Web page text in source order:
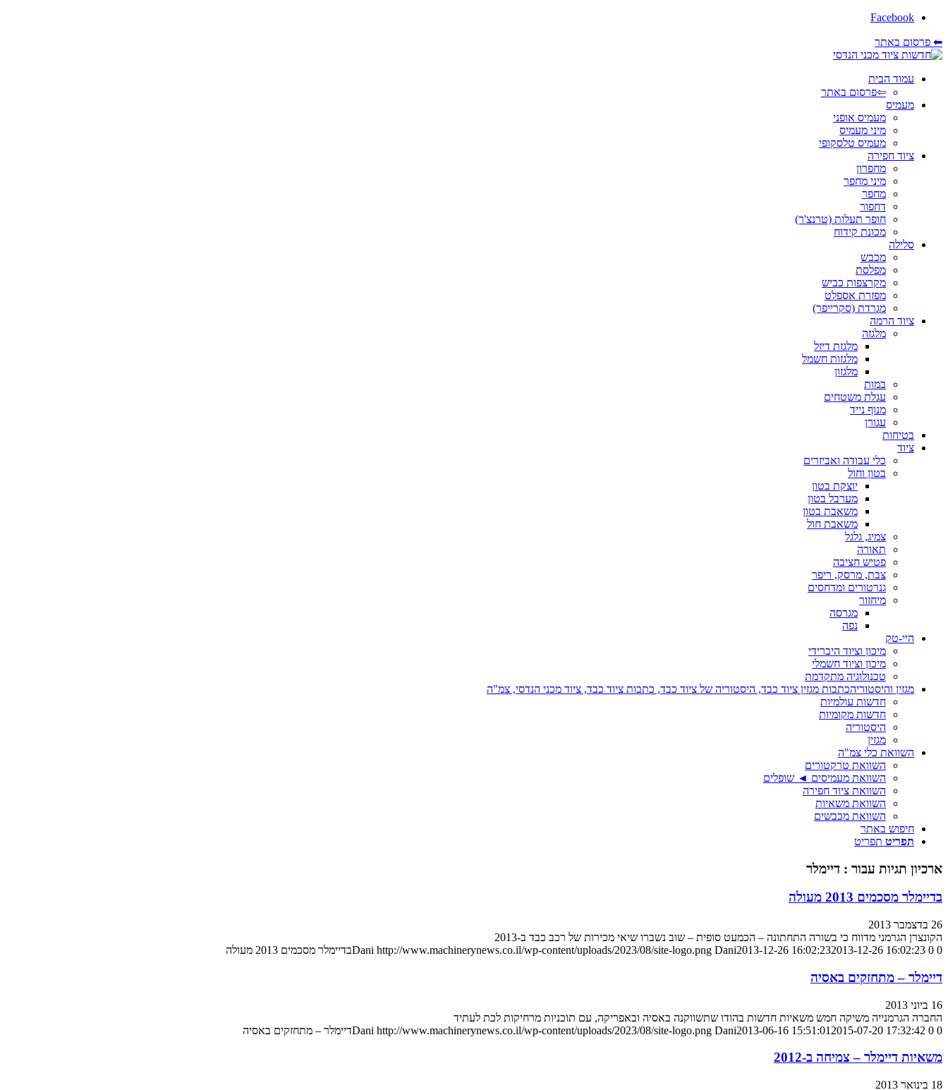
Facebook
⬅ פרסום באתר
עמוד הבית
⇦פרסום באתר
מעמיס
מעמיס אופני
מיני מעמיס
מעמיס טלסקופי
ציוד חפירה
מחפרון
מיני מחפר
מחפר
דחפור
חופר תעלות (טרנצ'ר)
מכונת קידוח
סלילה
מכבש
מפלסת
מקרצפות כביש
מפזרת אספלט
מגרדת (סקרייפר)
ציוד הרמה
מלגזה
מלגזת דיזל
מלגזות חשמל
מלגזון
במות
עגלת משטחים
מנוף נייד
עגורן
בטיחות
ציוד
כלי עבודה ואביזרים
בטון וחול
יוצקת בטון
מערבל בטון
משאבת בטון
משאבת חול
צמיג, גלגל
תאורה
פטיש חציבה
צבת, מרסק, ריפר
גנרטורים ומדחסים
מיחזור
מגרסה
נפה
היי-טק
מיכון וציוד היברידי
מיכון וציוד חשמלי
טכנולוגיה מתקדמת
מגזין והיסטוריהכתבות מגזין ציוד כבד, היסטוריה של ציוד כבד, כתבות ציוד כבד, ציוד מכני הנדסי, צמ"ה
חדשות עולמיות
חדשות מקומיות
היסטוריה
מגזין
השוואת כלי צמ"ה
השוואת טרקטורים
השוואת מעמיסים ◄ שופלים
השוואת ציוד חפירה
השוואת משאיות
השוואת מכבשים
חיפוש באתר
תפריט תפריט
ארכיון תגיות עבור : דיימלר
בדיימלר מסכמים 2013 מעולה
26 בדצמבר 2013
הקונצרן הגרמני מדווח כי בשורה התחתונה – הכמעט סופית – שוב נשברו שיאי מכירות של רכב כבד ב-2013
0
0
Dani http://www.machinerynews.co.il/wp-content/uploads/2023/08/site-logo.png Dani2013-12-26 16:02:232013-12-26 16:02:23 בדיימלר מסכמים 2013 מעולה
דיימלר – מתחזקים באסיה
16 ביוני 2013
החברה הגרמנייה משיקה חמש משאיות חדשות בהודו שתשווקנה באסיה ובאפריקה, עם תוכניות מרחיקות לכת לעתיד
0
0
Dani http://www.machinerynews.co.il/wp-content/uploads/2023/08/site-logo.png Dani2013-06-16 15:51:01 2015-07-20 17:32:42 דיימלר – מתחזקים באסיה
משאיות דיימלר – צמיחה ב-2012
18 בינואר 2013